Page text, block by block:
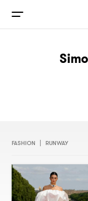
FASHION RUNWAY